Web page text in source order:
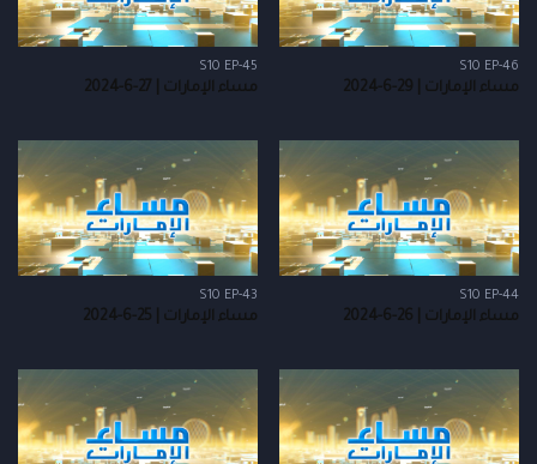
S10 EP-46
مساء الإمارات | 29-6-2024
S10 EP-45
مساء الإمارات | 27-6-2024
S10 EP-44
مساء الإمارات | 26-6-2024
S10 EP-43
مساء الإمارات | 25-6-2024